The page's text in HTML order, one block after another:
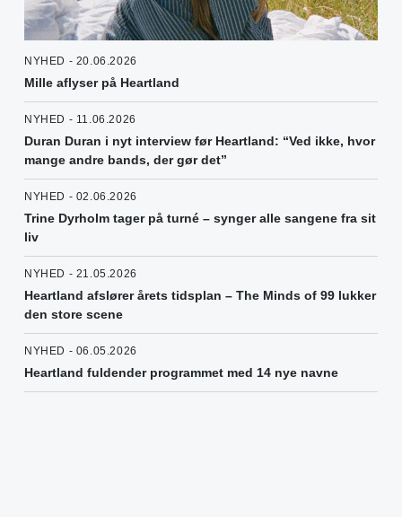
NYHED - 20.06.2026
Mille aflyser på Heartland
NYHED - 11.06.2026
Duran Duran i nyt interview før Heartland: “Ved ikke, hvor
mange andre bands, der gør det”
NYHED - 02.06.2026
Trine Dyrholm tager på turné – synger alle sangene fra sit
liv
NYHED - 21.05.2026
Heartland afslører årets tidsplan – The Minds of 99 lukker
den store scene
NYHED - 06.05.2026
Heartland fuldender programmet med 14 nye navne